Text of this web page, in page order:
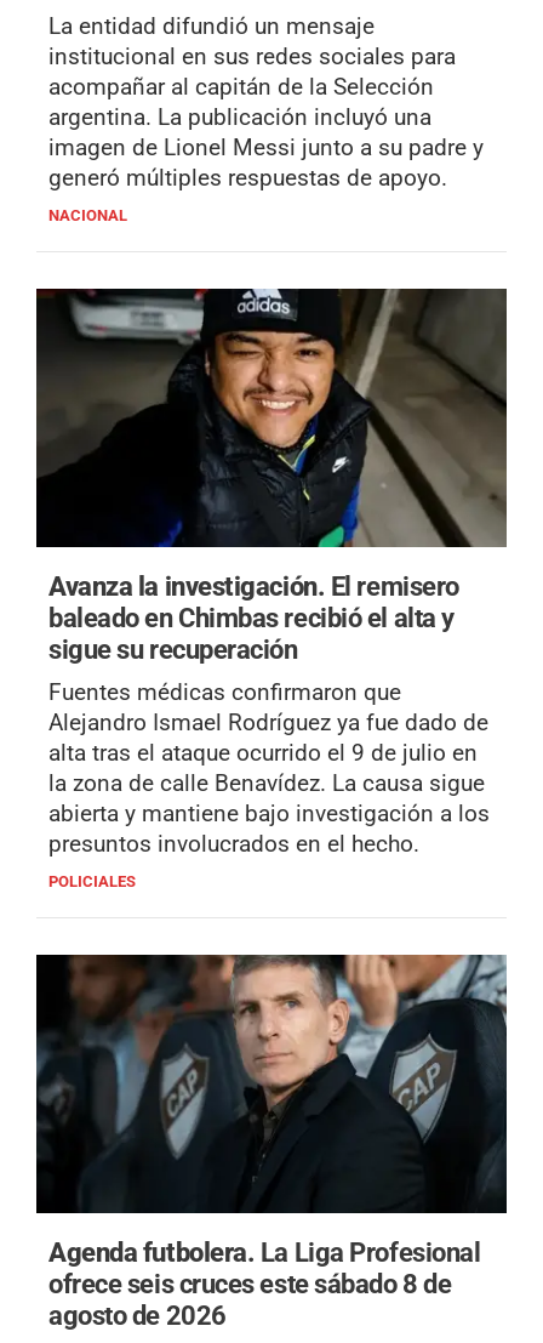
La entidad difundió un mensaje
institucional en sus redes sociales para
acompañar al capitán de la Selección
argentina. La publicación incluyó una
imagen de Lionel Messi junto a su padre y
generó múltiples respuestas de apoyo.
NACIONAL
Avanza la investigación. El remisero
baleado en Chimbas recibió el alta y
sigue su recuperación
Fuentes médicas confirmaron que
Alejandro Ismael Rodríguez ya fue dado de
alta tras el ataque ocurrido el 9 de julio en
la zona de calle Benavídez. La causa sigue
abierta y mantiene bajo investigación a los
presuntos involucrados en el hecho.
POLICIALES
Agenda futbolera. La Liga Profesional
ofrece seis cruces este sábado 8 de
agosto de 2026